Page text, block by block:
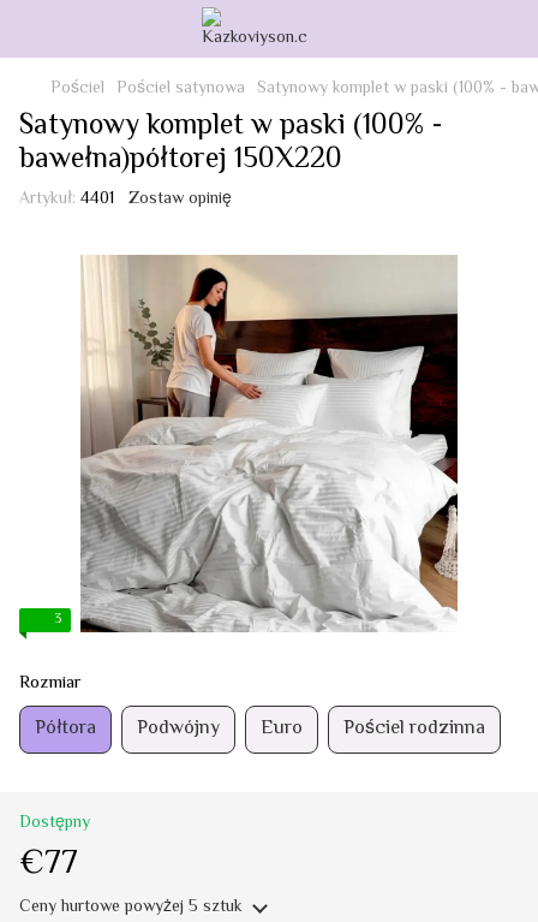
Pościel Pościel satynowa Satynowy komplet w paski (100% -
Satynowy komplet w paski (100% -
bawełna)półtorej 150Х220
Artykuł: 4401 Zostaw opinię
3
Rozmiar
Półtora Podwójny Euro Pościel rodzinna
Dostępny
€77
Ceny hurtowepowyżej 5 sztuk